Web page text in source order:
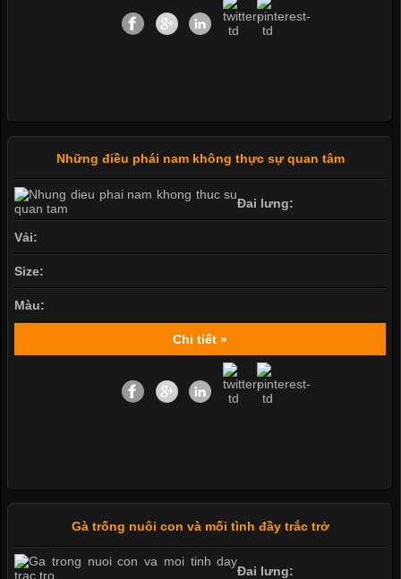
Những điều phái nam không thực sự quan tâm
Đai lưng:
Vải:
Size:
Màu:
Chi tiết »
Gà trống nuôi con và mối tình đầy trắc trở
Đai lưng: